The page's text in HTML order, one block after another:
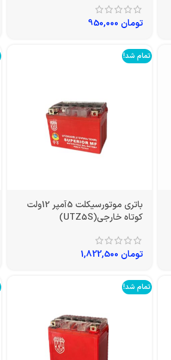
تومان
تمام شد!
باتری موتورسیکلت 5آمپر 12ولت
کوتاه خارجی(UTZ5S)
تومان
تمام شد!